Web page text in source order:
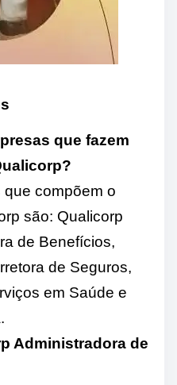
que fazem
compõem o
são: Qualicorp
de Benefícios,
de Seguros,
em Saúde e
Administradora de